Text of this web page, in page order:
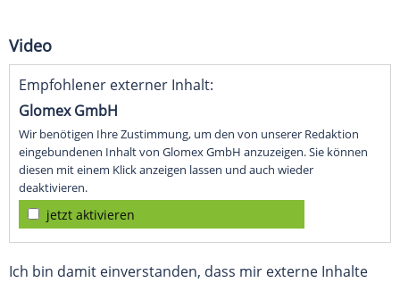
Video
Empfohlener externer Inhalt:
Glomex GmbH
Wir benötigen Ihre Zustimmung, um den von unserer Redaktion
eingebundenen Inhalt von Glomex GmbH anzuzeigen. Sie können
diesen mit einem Klick anzeigen lassen und auch wieder
deaktivieren.
jetzt aktivieren
Ich bin damit einverstanden, dass mir externe Inhalte